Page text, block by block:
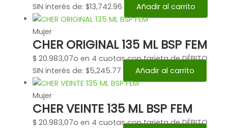
SIN interés de: $13,742.96
Añadir al carrito
Mujer
CHER ORIGINAL 135 ML BSP FEM
$ 20.983,07o en 4 cuotas con tarjeta de DÉBITO
SIN interés de: $5,245.77
Añadir al carrito
Mujer
CHER VEINTE 135 ML BSP FEM
$ 20.983,07o en 4 cuotas con tarjeta de DÉBITO